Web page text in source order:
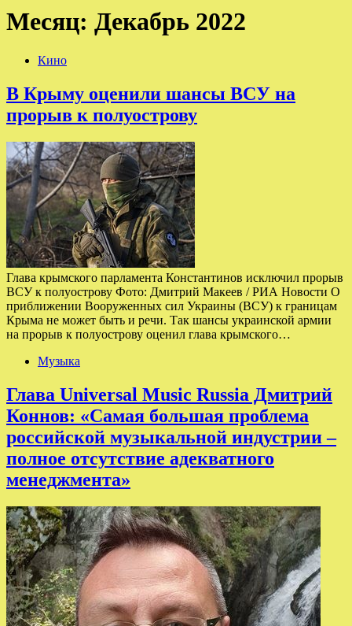
Месяц: Декабрь 2022
Кино
В Крыму оценили шансы ВСУ на
прорыв к полуострову
Глава крымского парламента Константинов исключил прорыв
ВСУ к полуострову Фото: Дмитрий Макеев / РИА Новости О
приближении Вооруженных сил Украины (ВСУ) к границам
Крыма не может быть и речи. Так шансы украинской армии
на прорыв к полуострову оценил глава крымского…
Музыка
Глава Universal Music Russia Дмитрий
Коннов: «Самая большая проблема
российской музыкальной индустрии –
полное отсутствие адекватного
менеджмента»